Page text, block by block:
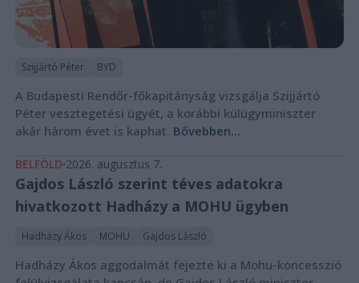
Szijjártó Péter BYD
A Budapesti Rendőr-főkapitányság vizsgálja Szijjártó
Péter vesztegetési ügyét, a korábbi külügyminiszter
akár három évet is kaphat. Bővebben...
BELFÖLD 2026. augusztus 7.
Gajdos László szerint téves adatokra
hivatkozott Hadházy a MOHU ügyben
Hadházy Ákos MOHU Gajdos László
Hadházy Ákos aggodalmát fejezte ki a Mohu-koncesszió